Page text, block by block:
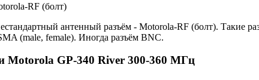
RF (болт)
антенный разъём - Motorola-RF (болт). Такие
(male, female). Иногда разъём BNC.
Motorola GP-340 River 300-360 МГц